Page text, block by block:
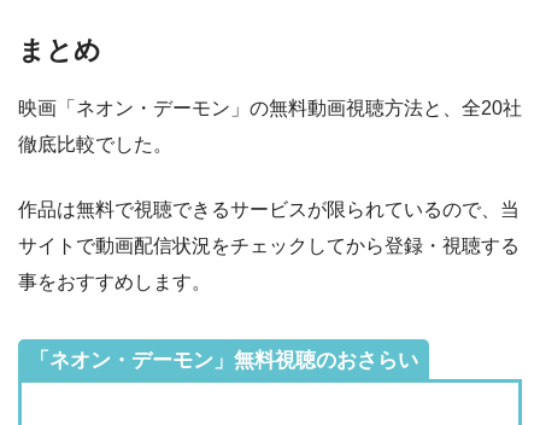
まとめ
映画「ネオン・デーモン」の無料動画視聴方法と、全20社
徹底比較でした。
作品は無料で視聴できるサービスが限られているので、当
サイトで動画配信状況をチェックしてから登録・視聴する
事をおすすめします。
「ネオン・デーモン」無料視聴のおさらい